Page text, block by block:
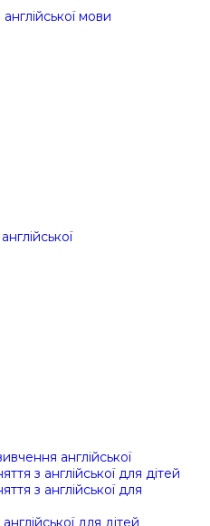
мови
англійської
з англійської для дітей
з англійської для
для дітей